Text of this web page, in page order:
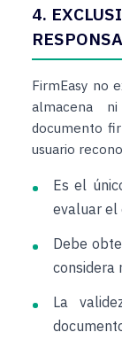
4.
FirmEasy no
almacena
documento
usuario
Es el
evaluar el
Debe
considera
La